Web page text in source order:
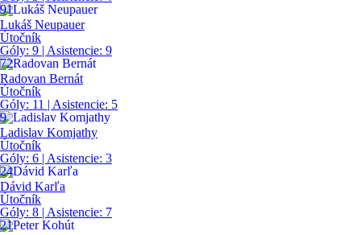
91
Lukáš Neupauer
Útočník
Góly: 9 | Asistencie: 9
72
Radovan Bernát
Útočník
Góly: 11 | Asistencie: 5
9
Ladislav Komjathy
Útočník
Góly: 6 | Asistencie: 3
24
Dávid Karľa
Útočník
Góly: 8 | Asistencie: 7
21